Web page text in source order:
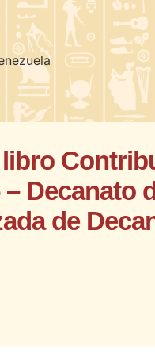
Decanato
de